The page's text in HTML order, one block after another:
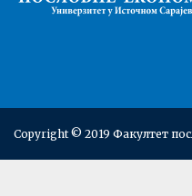
Copyright © 2019 Факултет